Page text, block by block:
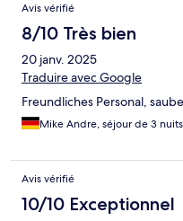
Avis vérifié
8/10 Très bien
20 janv. 2025
Traduire avec Google
Freundliches Personal,
Mike Andre, séjour de 3 nuits
Avis vérifié
10/10 Exceptionnel